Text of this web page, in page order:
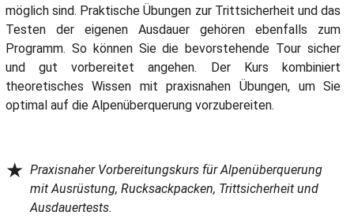
möglich sind. Praktische Übungen zur Trittsicherheit und das
Testen der eigenen Ausdauer gehören ebenfalls zum
Programm. So können Sie die bevorstehende Tour sicher
und gut vorbereitet angehen. Der Kurs kombiniert
theoretisches Wissen mit praxisnahen Übungen, um Sie
optimal auf die Alpenüberquerung vorzubereiten.
★ Praxisnaher Vorbereitungskurs für Alpenüberquerung
mit Ausrüstung, Rucksackpacken, Trittsicherheit und
Ausdauertests.